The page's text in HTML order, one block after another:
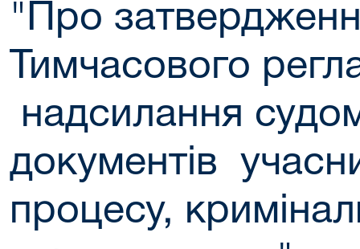
"Про
Тимчасового
надсилання
документів
процесу,